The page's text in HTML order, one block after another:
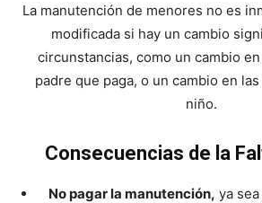
La manutención de menores no es
modificada si hay un cambio
circunstancias, como un cambio
padre que paga, o un cambio en
niño.
Consecuencias de la
No pagar la manutención, ya